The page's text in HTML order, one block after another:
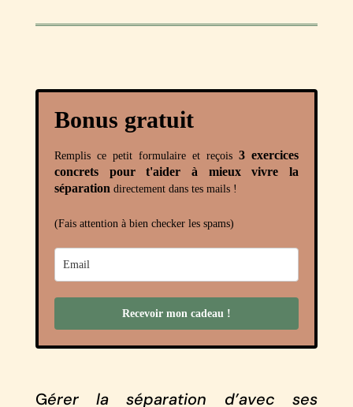
Bonus gratuit
Remplis ce petit formulaire et reçois 3 exercices
concrets pour t'aider à mieux vivre la
séparation directement dans tes mails !
(Fais attention à bien checker les spams)
Recevoir mon cadeau !
Gérer la séparation d’avec ses